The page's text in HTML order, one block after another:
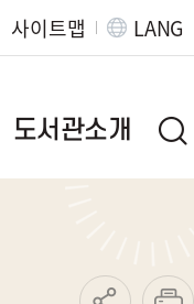
사이트맵 LANG
도서관소개